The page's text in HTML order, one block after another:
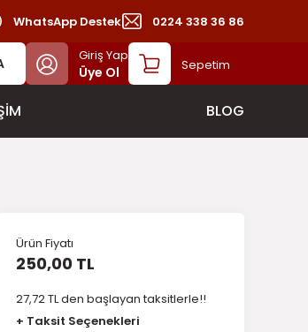
WhatsApp Destek 0224 338 36 86
Giriş Yap
Üye Ol Sepetim
BLOG
Ürün Fiyatı
250,00 TL
27,72 TL den başlayan taksitlerle!!
+ Taksit Seçenekleri